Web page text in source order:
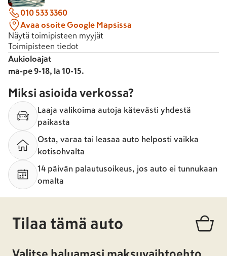
010 533 3360
Avaa osoite Google Mapsissa
Näytä toimipisteen myyjät
Toimipisteen tiedot
Aukioloajat
ma-pe 9-18, la 10-15.
Miksi asioida verkossa?
Laaja valikoima autoja kätevästi yhdestä
paikasta
Osta, varaa tai leasaa auto helposti vaikka
kotisohvalta
14 päivän palautusoikeus, jos auto ei tunnukaan
omalta
Tilaa tämä auto